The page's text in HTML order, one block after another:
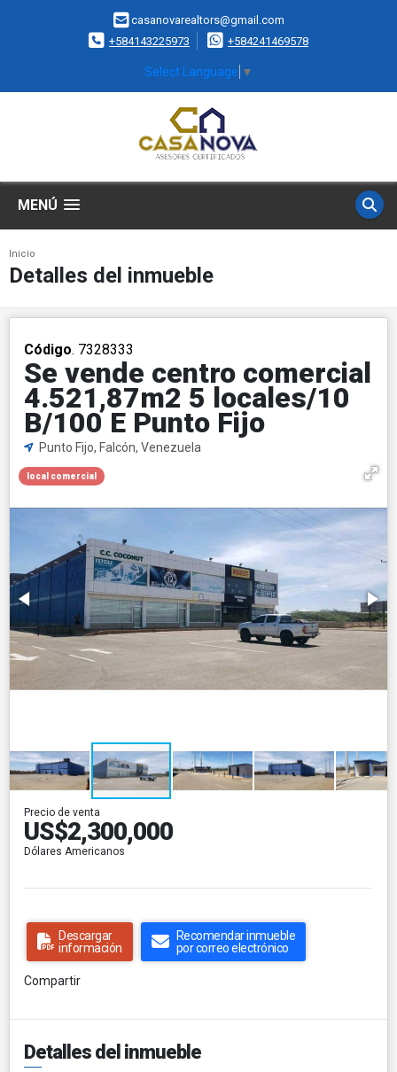
casanovarealtors@gmail.com
+584143225973
+584241469578
Select Language ▼
MENÚ
Inicio
Detalles del inmueble
Código. 7328333
Se vende centro comercial
4.521,87m2 5 locales/10
B/100 E Punto Fijo
Punto Fijo, Falcón, Venezuela
local comercial
Precio de venta
US$2,300,000
Dólares Americanos
Descargar
información
Recomendar inmueble
por correo electrónico
Compartir
Detalles del inmueble